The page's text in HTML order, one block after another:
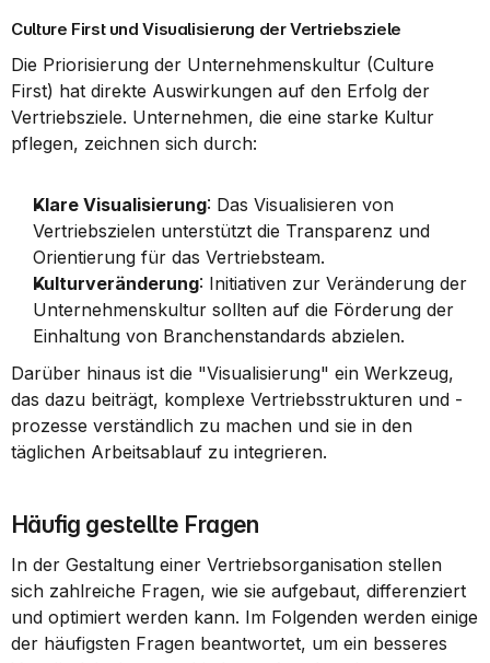
Culture First und Visualisierung der Vertriebsziele
Die Priorisierung der Unternehmenskultur (Culture
First) hat direkte Auswirkungen auf den Erfolg der
Vertriebsziele. Unternehmen, die eine starke Kultur
pflegen, zeichnen sich durch:
Klare Visualisierung: Das Visualisieren von
Vertriebszielen unterstützt die Transparenz und
Orientierung für das Vertriebsteam.
Kulturveränderung: Initiativen zur Veränderung der
Unternehmenskultur sollten auf die Förderung der
Einhaltung von Branchenstandards abzielen.
Darüber hinaus ist die "Visualisierung" ein Werkzeug,
das dazu beiträgt, komplexe Vertriebsstrukturen und -
prozesse verständlich zu machen und sie in den
täglichen Arbeitsablauf zu integrieren.
Häufig gestellte Fragen
In der Gestaltung einer Vertriebsorganisation stellen
sich zahlreiche Fragen, wie sie aufgebaut, differenziert
und optimiert werden kann. Im Folgenden werden einige
der häufigsten Fragen beantwortet, um ein besseres